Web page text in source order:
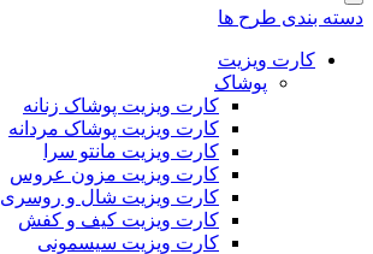
دسته بندی طرح ها
کارت ویزیت
پوشاک
کارت ویزیت پوشاک زنانه
کارت ویزیت پوشاک مردانه
کارت ویزیت مانتو سرا
کارت ویزیت مزون عروس
کارت ویزیت شال و روسری
کارت ویزیت کیف و کفش
کارت ویزیت سیسمونی